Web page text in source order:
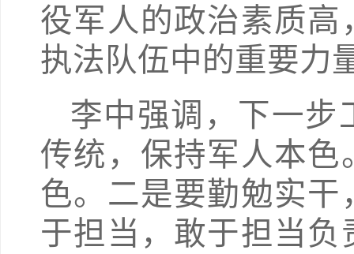
役军人的政治素质
执法队伍中的重要力
李中强调，下一步
传统，保持军人本
色。二是要勤勉实
于担当，敢于担当